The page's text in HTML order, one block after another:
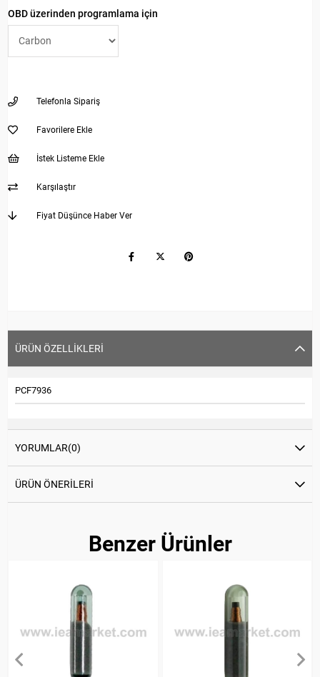
OBD üzerinden programlama için
Telefonla Sipariş
Favorilere Ekle
İstek Listeme Ekle
Karşılaştır
Fiyat Düşünce Haber Ver
ÜRÜN ÖZELLIKLERI
PCF7936
YORUMLAR(0)
ÜRÜN ÖNERILERI
Benzer Ürünler